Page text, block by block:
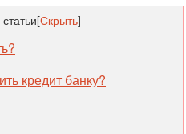
[Скрыть]
кредит банку?